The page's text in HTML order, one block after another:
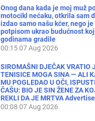
Onog dana kada je moj muž
motocikl nećaku, otkrila sam
izdao samo našu kćer, nego
potpisom ukrao budućnost
godinama gradile
00:15 07 Aug 2026
SIROMAŠNI DJEČAK VRATIO
TENISICE MOGA SINA — ALI
MU POGLEDAO U OČI,
ČAŠU: BIO JE SIN ŽENE ZA
REKLI DA JE MRTVA
00:08 07 Aug 2026